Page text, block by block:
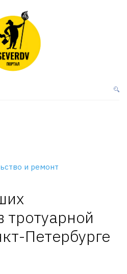
и ремонт
тротуарной
Петербурге